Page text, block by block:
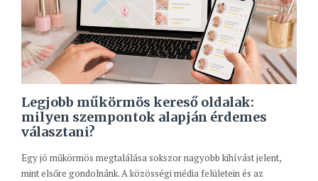
Legjobb műkörmös kereső oldalak:
milyen szempontok alapján érdemes
választani?
Egy jó műkörmös megtalálása sokszor nagyobb kihívást jelent,
mint elsőre gondolnánk. A közösségi média felületein és az